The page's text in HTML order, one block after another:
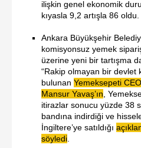
ilişkin genel ekonomik
kıyasla 9,2 artışla 86 oldu.
Ankara Büyükşehir
komisyonsuz yemek
üzerine yeni bir tartışma
“Rakip olmayan bir devlet
bulunan Yemeksepeti
Mansur Yavaş’ın ,
itirazlar sonucu yüzde 38
bandına indirdiği ve
İngiltere’ye satıldığı
söyledi